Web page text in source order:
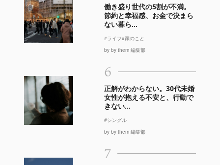
働き盛り世代の5割が不満。
節約と幸福感、お金で決まら
ない暮ら...
#ライフ#家のこと
by by them 編集部
6
正解がわからない。30代未婚
女性が抱える不安と、行動で
きない...
#シングル
by by them 編集部
7